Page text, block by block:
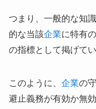
つまり、一般的な知
的な当該企業に特有
の指標として掲げてい
このように、 企業の
避止義務が有効か無